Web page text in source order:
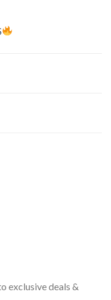
exclusive deals &